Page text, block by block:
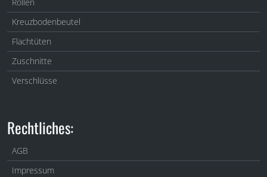
Kreuzbodenbeutel
Flachtüten
Zuschnitte
Verschlüsse
Rechtliches:
AGB
Impressum